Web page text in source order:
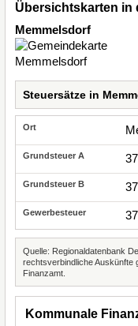
Übersichtskarten in
Memmelsdorf
Steuersätze in
Quelle: Regionaldatenbank
rechtsverbindliche Auskünfte
Finanzamt.
Kommunale